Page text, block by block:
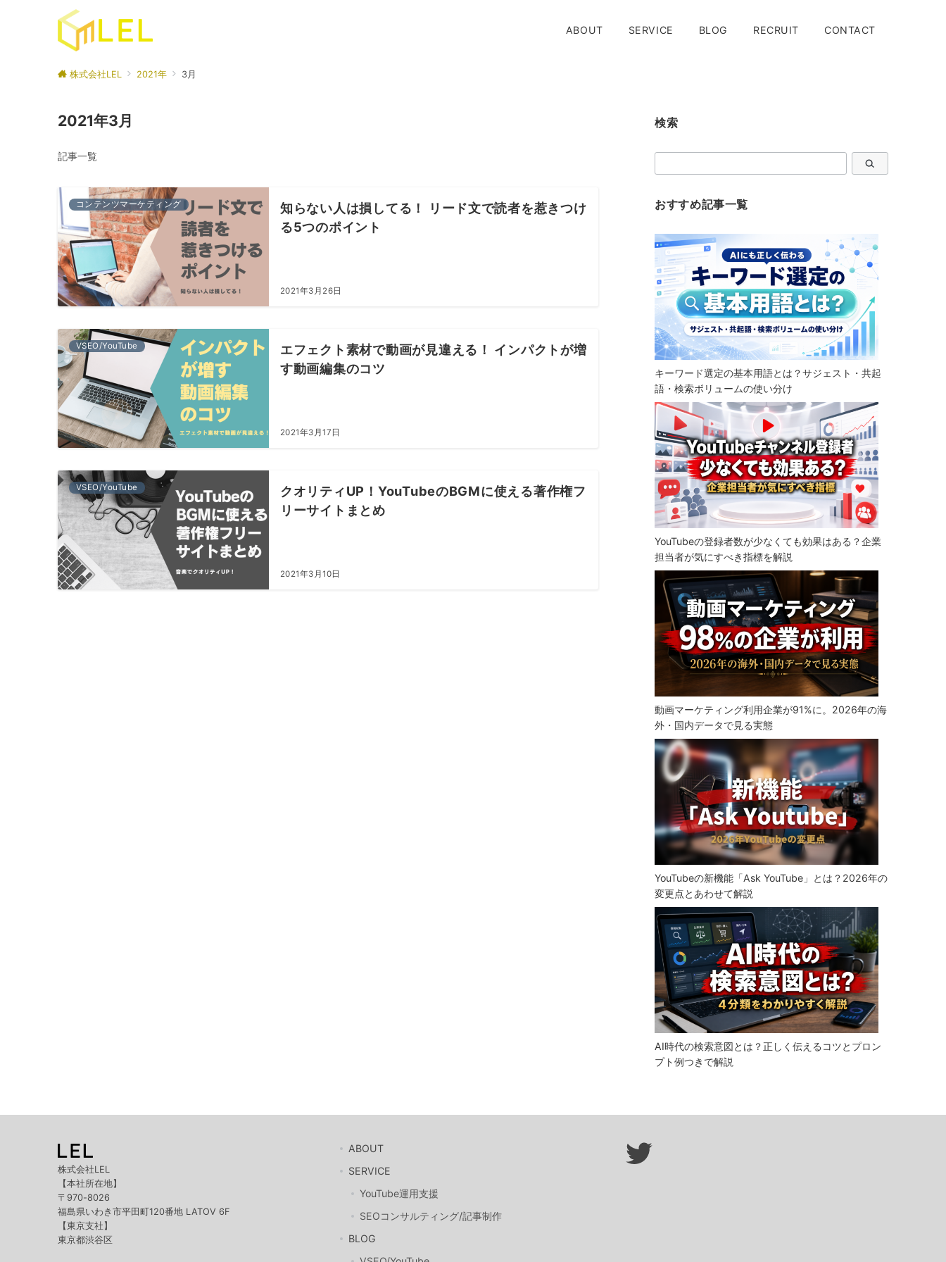
ABOUT SERVICE BLOG RECRUIT CONTACT
株式会社LEL 2021年 3月
2021年3月
記事一覧
コンテンツマーケティング
知らない人は損してる！ リード文で読者を惹きつけ
る5つのポイント
2021年3月26日
VSEO/YouTube
エフェクト素材で動画が見違える！ インパクトが増
す動画編集のコツ
2021年3月17日
VSEO/YouTube
クオリティUP！YouTubeのBGMに使える著作権フ
リーサイトまとめ
2021年3月10日
検索
検
おすすめ記事一覧
キーワード選定の基本用語とは？サジェスト・共起
語・検索ボリュームの使い分け
YouTubeの登録者数が少なくても効果はある？企業
担当者が気にすべき指標を解説
動画マーケティング利用企業が91%に。2026年の海
外・国内データで見る実態
YouTubeの新機能「Ask YouTube」とは？2026年の
変更点とあわせて解説
AI時代の検索意図とは？正しく伝えるコツとプロン
プト例つきで解説
株式会社LEL
【本社所在地】
〒970-8026
福島県いわき市平田町120番地 LATOV 6F
【東京支社】
東京都渋谷区
ABOUT
SERVICE
YouTube運用支援
SEOコンサルティング/記事制作
BLOG